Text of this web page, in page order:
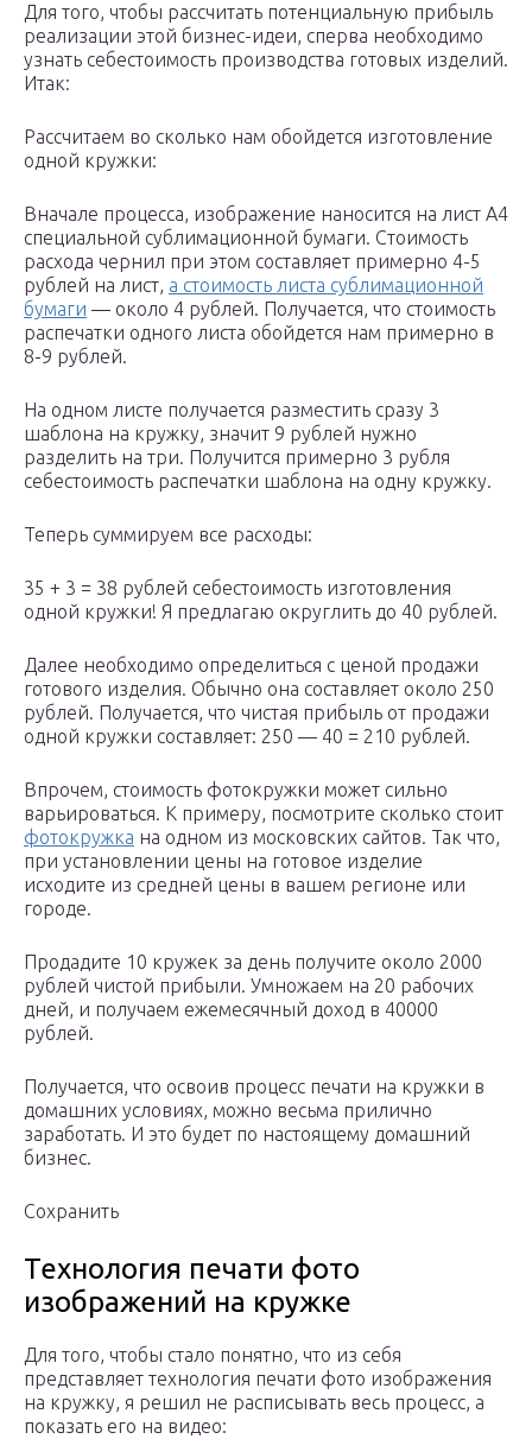
Для того, чтобы рассчитать потенциальную прибыль
реализации этой бизнес-идеи, сперва необходимо
узнать себестоимость производства готовых изделий.
Итак:
Рассчитаем во сколько нам обойдется изготовление
одной кружки:
Вначале процесса, изображение наносится на лист А4
специальной сублимационной бумаги. Стоимость
расхода чернил при этом составляет примерно 4-5
рублей на лист, а стоимость листа сублимационной
бумаги — около 4 рублей. Получается, что стоимость
распечатки одного листа обойдется нам примерно в
8-9 рублей.
На одном листе получается разместить сразу 3
шаблона на кружку, значит 9 рублей нужно
разделить на три. Получится примерно 3 рубля
себестоимость распечатки шаблона на одну кружку.
Теперь суммируем все расходы:
35 + 3 = 38 рублей себестоимость изготовления
одной кружки! Я предлагаю округлить до 40 рублей.
Далее необходимо определиться с ценой продажи
готового изделия. Обычно она составляет около 250
рублей. Получается, что чистая прибыль от продажи
одной кружки составляет: 250 — 40 = 210 рублей.
Впрочем, стоимость фотокружки может сильно
варьироваться. К примеру, посмотрите сколько стоит
фотокружка на одном из московских сайтов. Так что,
при установлении цены на готовое изделие
исходите из средней цены в вашем регионе или
городе.
Продадите 10 кружек за день получите около 2000
рублей чистой прибыли. Умножаем на 20 рабочих
дней, и получаем ежемесячный доход в 40000
рублей.
Получается, что освоив процесс печати на кружки в
домашних условиях, можно весьма прилично
заработать. И это будет по настоящему домашний
бизнес.
Сохранить
Технология печати фото
изображений на кружке
Для того, чтобы стало понятно, что из себя
представляет технология печати фото изображения
на кружку, я решил не расписывать весь процесс, а
показать его на видео: